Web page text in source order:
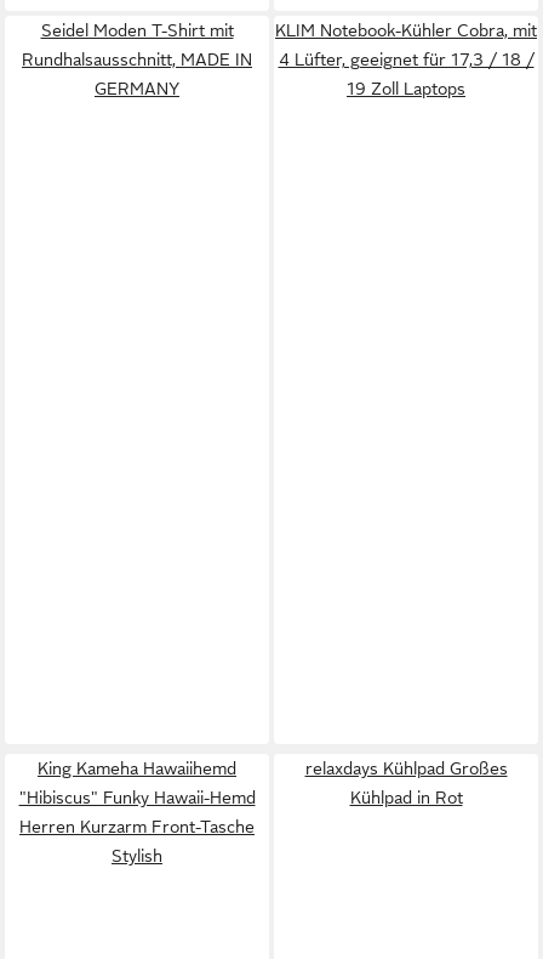
Seidel Moden T-Shirt mit
Rundhalsausschnitt, MADE IN
GERMANY
KLIM Notebook-Kühler Cobra, mit
4 Lüfter, geeignet für 17,3 / 18 /
19 Zoll Laptops
King Kameha Hawaiihemd
"Hibiscus" Funky Hawaii-Hemd
Herren Kurzarm Front-Tasche
Stylish
relaxdays Kühlpad Großes
Kühlpad in Rot